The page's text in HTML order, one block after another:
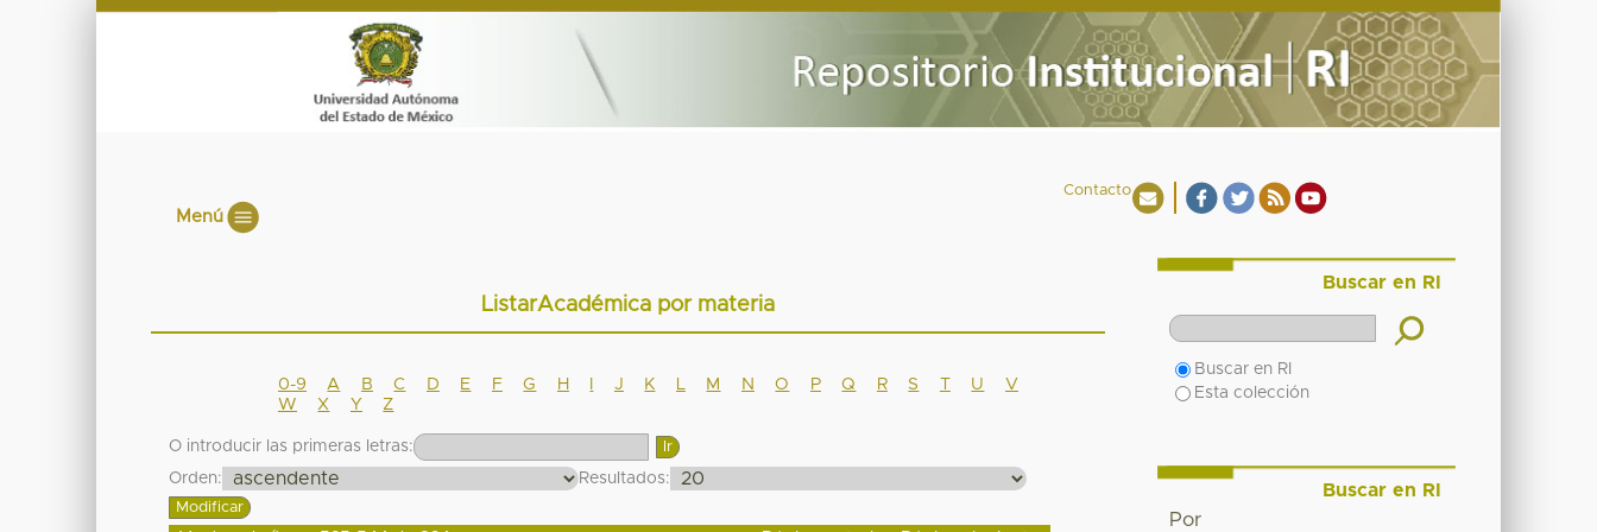
Contacto
Menú
ListarAcadémica por materia
0-9 A B C D E F G H J K M N O P Q R S T U
V
W
X Y Z
O introducir las primeras letras:
Orden:
Resultados:
Buscar en RI
Buscar en RI
Esta colección
Buscar en RI
Por